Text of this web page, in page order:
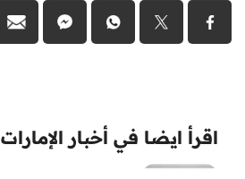
اقرأ ايضا في أخبار الإمارات